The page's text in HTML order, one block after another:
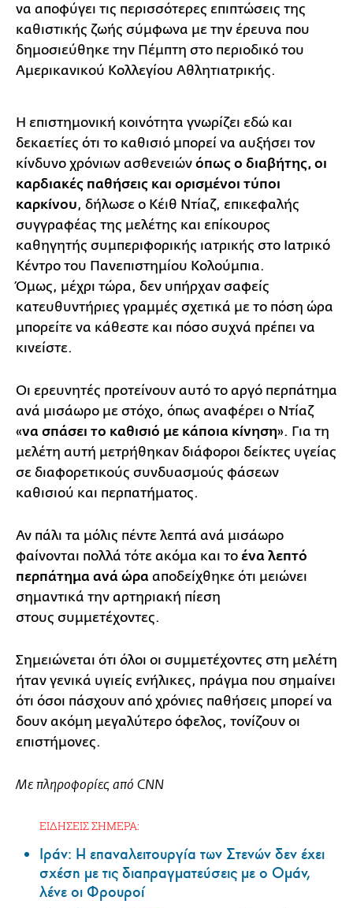
να αποφύγει τις περισσότερες επιπτώσεις της
καθιστικής ζωής σύμφωνα με την έρευνα που
δημοσιεύθηκε την Πέμπτη στο περιοδικό του
Αμερικανικού Κολλεγίου Αθλητιατρικής.
Η επιστημονική κοινότητα γνωρίζει εδώ και
δεκαετίες ότι το καθισιό μπορεί να αυξήσει τον
κίνδυνο χρόνιων ασθενειών όπως ο διαβήτης, οι
καρδιακές παθήσεις και ορισμένοι τύποι
καρκίνου, δήλωσε ο Κέιθ Ντίαζ, επικεφαλής
συγγραφέας της μελέτης και επίκουρος
καθηγητής συμπεριφορικής ιατρικής στο Ιατρικό
Κέντρο του Πανεπιστημίου Κολούμπια.
Όμως, μέχρι τώρα, δεν υπήρχαν σαφείς
κατευθυντήριες γραμμές σχετικά με το πόση ώρα
μπορείτε να κάθεστε και πόσο συχνά πρέπει να
κινείστε.
Οι ερευνητές προτείνουν αυτό το αργό περπάτημα
ανά μισάωρο με στόχο, όπως αναφέρει ο Ντίαζ
«να σπάσει το καθισιό με κάποια κίνηση». Για τη
μελέτη αυτή μετρήθηκαν διάφοροι δείκτες υγείας
σε διαφορετικούς συνδυασμούς φάσεων
καθισιού και περπατήματος.
Αν πάλι τα μόλις πέντε λεπτά ανά μισάωρο
φαίνονται πολλά τότε ακόμα και το ένα λεπτό
περπάτημα ανά ώρα αποδείχθηκε ότι μειώνει
σημαντικά την αρτηριακή πίεση
στους συμμετέχοντες.
Σημειώνεται ότι όλοι οι συμμετέχοντες στη μελέτη
ήταν γενικά υγιείς ενήλικες, πράγμα που σημαίνει
ότι όσοι πάσχουν από χρόνιες παθήσεις μπορεί να
δουν ακόμη μεγαλύτερο όφελος, τονίζουν οι
επιστήμονες.
Με πληροφορίες από CNN
ΕΙΔΗΣΕΙΣ ΣΗΜΕΡΑ:
Ιράν: Η επαναλειτουργία των Στενών δεν έχει
σχέση με τις διαπραγματεύσεις με ο Ομάν,
λένε οι Φρουροί